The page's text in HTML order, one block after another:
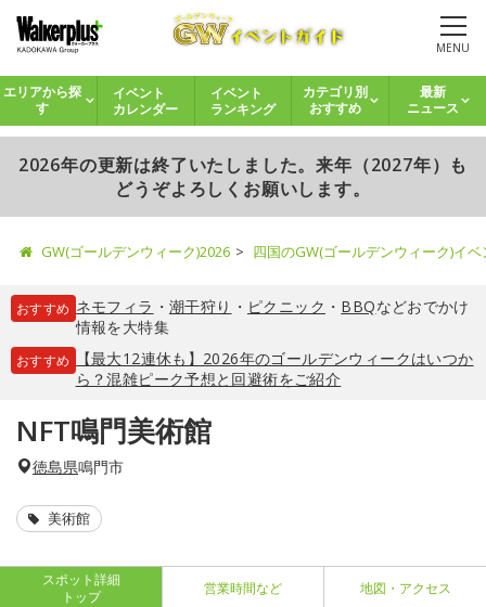
MENU
エリアから探
す
イベント
カレンダー
イベント
ランキング
カテゴリ別
おすすめ
最新
ニュース
2026年の更新は終了いたしました。来年（2027年）も
どうぞよろしくお願いします。
GW(ゴールデンウィーク)2026 四国のGW(ゴールデンウィーク)イ
おすすめ ネモフィラ ・ 潮干狩り ・ ピクニック ・ BBQなどおでかけ
情報を大特集
おすすめ
【最大12連休も】2026年のゴールデンウィークはいつか
ら？混雑ピーク予想と回避術をご紹介
NFT鳴門美術館
徳島県鳴門市
美術館
スポット詳細
トップ
営業時間など 地図・アクセス